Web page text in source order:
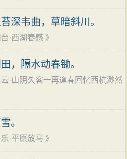
深韦曲，草暗斜川。
·西湖春感 》
，隔水动春锄。
·山阴久客一再逢春回忆西杭渺然
。
·平原放马 》